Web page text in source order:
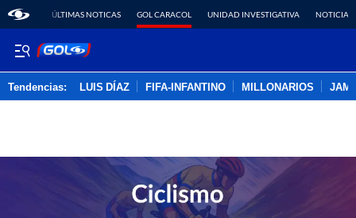
ÚLTIMAS NOTICAS GOL CARACOL UNIDAD INVESTIGATIVA NOTICIAS
Tendencias: LUIS DÍAZ FIFA-INFANTINO MILLONARIOS